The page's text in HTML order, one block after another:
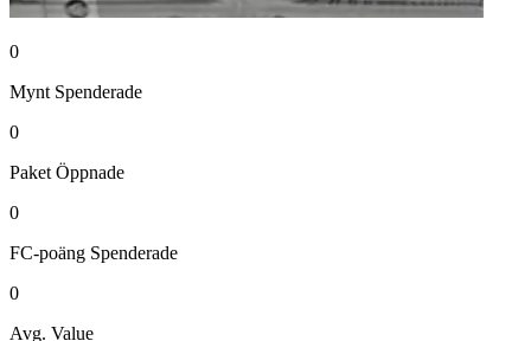
0
Mynt Spenderade
0
Paket Öppnade
0
FC-poäng Spenderade
0
Avg. Value